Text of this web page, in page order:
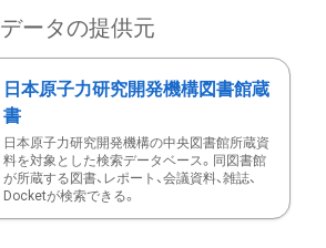
データの提供元
日本原子力研究開発機構図書館蔵
書
日本原子力研究開発機構の中央図書館所蔵資
料を対象とした検索データベース。同図書館
が所蔵する図書、レポート、会議資料、雑誌、
Docketが検索できる。